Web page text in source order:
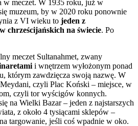
w meczet. W 1935 roku, już w
muzeum, by w 2020 roku ponownie
z VI wieku to jeden z
chrześcijańskich na świecie. Po
meczet Sultanahmet, zwany
i wnętrzem wyłożonym ponad
którym zawdzięcza swoją nazwę. W
czyli Plac Koński – miejsce, w
czyli tor wyścigów konnych.
na Wielki Bazar – jeden z najstarszych
z około 4 tysiącami sklepów –
targowanie, jeśli coś wpadnie w oko.